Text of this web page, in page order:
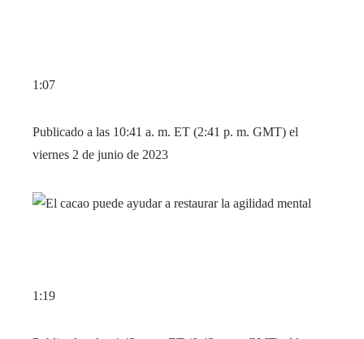
1:07
Publicado a las 10:41 a. m. ET (2:41 p. m. GMT) el
viernes 2 de junio de 2023
1:19